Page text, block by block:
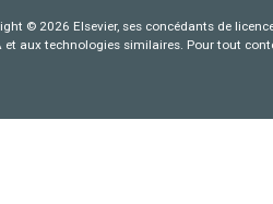
© 2026 Elsevier, ses concédants de
aux technologies similaires. Pour tout